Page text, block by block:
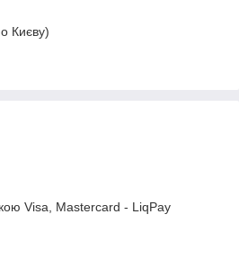
Києву)
Visa, Mastercard - LiqPay